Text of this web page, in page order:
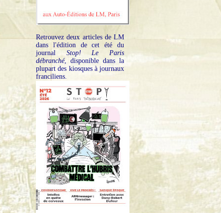
Retrouvez deux articles de LM
dans l'édition de cet été du
journal Stop! Le Paris
débranché, disponible dans la
plupart des kiosques à journaux
franciliens.